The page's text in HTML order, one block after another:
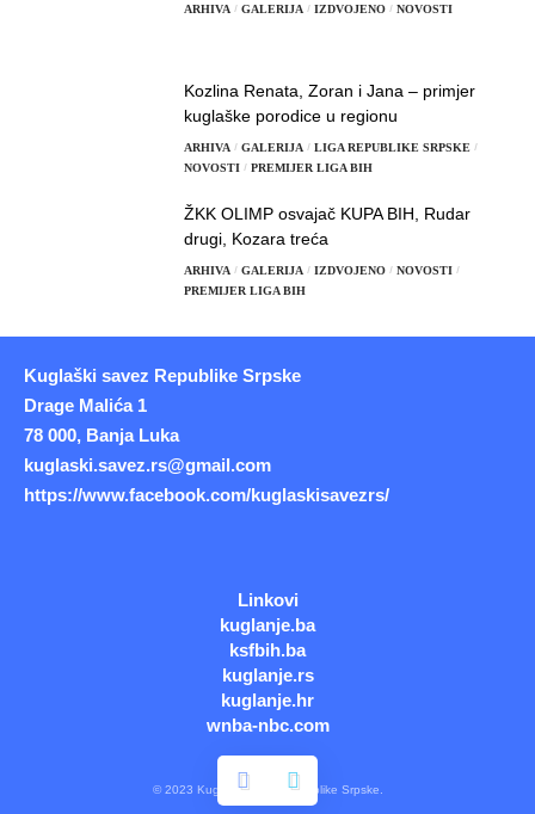
ARHIVA GALERIJA IZDVOJENO NOVOSTI
Kozlina Renata, Zoran i Jana – primjer
kuglaške porodice u regionu
ARHIVA GALERIJA
LIGA REPUBLIKE SRPSKE
NOVOSTI
PREMIJER LIGA BIH
ŽKK OLIMP osvajač KUPA BIH, Rudar
drugi, Kozara treća
ARHIVA GALERIJA IZDVOJENO
NOVOSTI
PREMIJER LIGA BIH
Kuglaški savez Republike Srpske
Drage Malića 1
78 000, Banja Luka
kuglaski.savez.rs@gmail.com
https://www.facebook.com/kuglaskisavezrs/
Linkovi
kuglanje.ba
ksfbih.ba
kuglanje.rs
kuglanje.hr
wnba-nbc.com
© 2023 Kuglaški savez Republike Srpske.